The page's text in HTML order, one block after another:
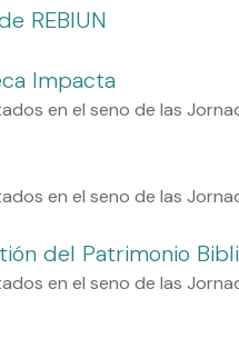
REBIUN
Impacta
en el seno de las
en el seno de las
del Patrimonio
en el seno de las